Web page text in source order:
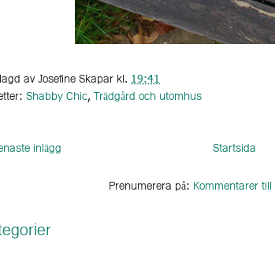
avJosefine Skapar kl. 19:41
Shabby Chic,Trädgård och utomhus
inlägg Startsida
Prenumerera på: Kommentarer